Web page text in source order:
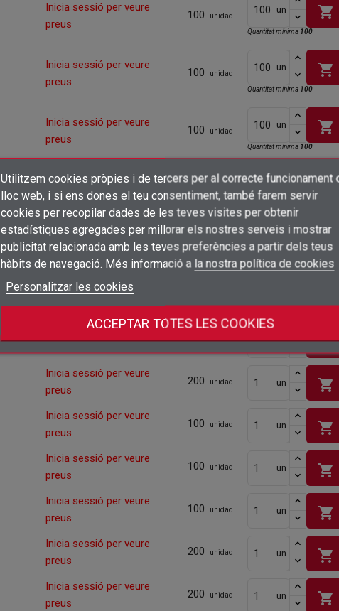
Afegir a la llista de desitjos×
add_circle_outline
Crear una llista de desitjos ×
Nom de la llista de desitjos
Crear una llista de desitjos
Connectar-se
Cal que connecteu per a desar els productes a la vostra llista de
Utilitzem cookies pròpies i de tercers per al correcte funcionament
lloc web, i si ens dones el teu consentiment, també farem servir
cookies per recopilar dades de les teves visites per obtenir
estadístiques agregades per millorar els nostres serveis i mostrar
publicitat relacionada amb les teves preferències a partir dels teus
hàbits de navegació. Més informació a la nostra política de cookies
Personalitzar les cookies
ACCEPTAR TOTES LES COOKIES
Inicia sessió per veure
preus
100 unidad
un shopping_cart
Quantitat mínima 100
Inicia sessió per veure
preus
100 unidad
un shopping_cart
Quantitat mínima 100
Inicia sessió per veure
preus
100 unidad
un shopping_cart
Quantitat mínima 100
Inicia sessió per veure
preus
100 un shopping_cart
Inicia sessió per veure
preus
100 unidad
un shopping_cart
Quantitat mínima100
Inicia sessió per veure
preus
Inicia sessió per veure
200 unidad un shopping_cart
Inicia sessió per veure
preus
200 unidad un shopping_cart
Inicia sessió per veure
preus
100 unidad un shopping_cart
Inicia sessió per veure
preus
100 unidad un shopping_cart
Inicia sessió per veure
preus
100 unidad un shopping_cart
Inicia sessió per veure
preus
200 unidad un shopping_cart
Inicia sessió per veure
preus
200 unidad un shopping_cart